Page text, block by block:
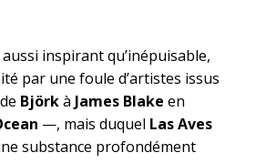
inspirant qu’inépuisable,
par une foule d’artistes issus
Björkà James Blake en
—, mais duquel Las Aves
substance profondément